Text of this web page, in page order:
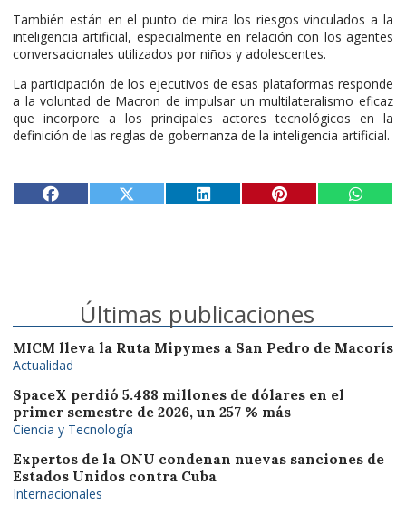
También están en el punto de mira los riesgos vinculados a la
inteligencia artificial, especialmente en relación con los agentes
conversacionales utilizados por niños y adolescentes.
La participación de los ejecutivos de esas plataformas responde
a la voluntad de Macron de impulsar un multilateralismo eficaz
que incorpore a los principales actores tecnológicos en la
definición de las reglas de gobernanza de la inteligencia artificial.
Últimas publicaciones
MICM lleva la Ruta Mipymes a San Pedro de Macorís
Actualidad
SpaceX perdió 5.488 millones de dólares en el
primer semestre de 2026, un 257 % más
Ciencia y Tecnología
Expertos de la ONU condenan nuevas sanciones de
Estados Unidos contra Cuba
Internacionales